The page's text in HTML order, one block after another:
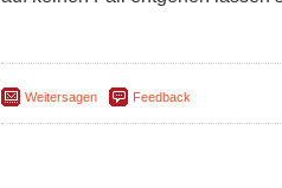
Weitersagen Feedback